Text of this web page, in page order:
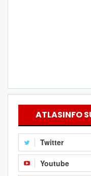
ATLASINFO
Twitter
Youtube